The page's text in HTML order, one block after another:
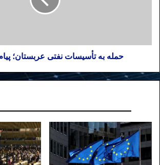
حمله به تأسیسات نفتی عربستان؛